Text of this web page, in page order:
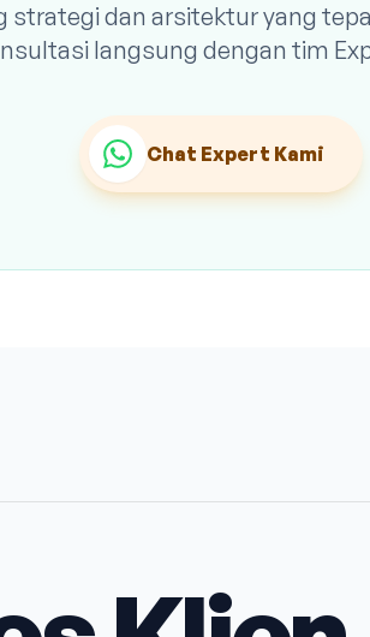
strategi dan arsitektur yang
langsung dengan tim
Chat Expert Kami